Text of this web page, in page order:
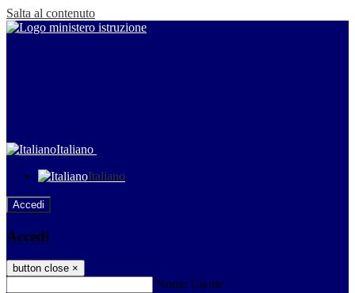
Salta al contenuto
Italiano
Italiano
Accedi
Accedi
button close ×
Nome Utente